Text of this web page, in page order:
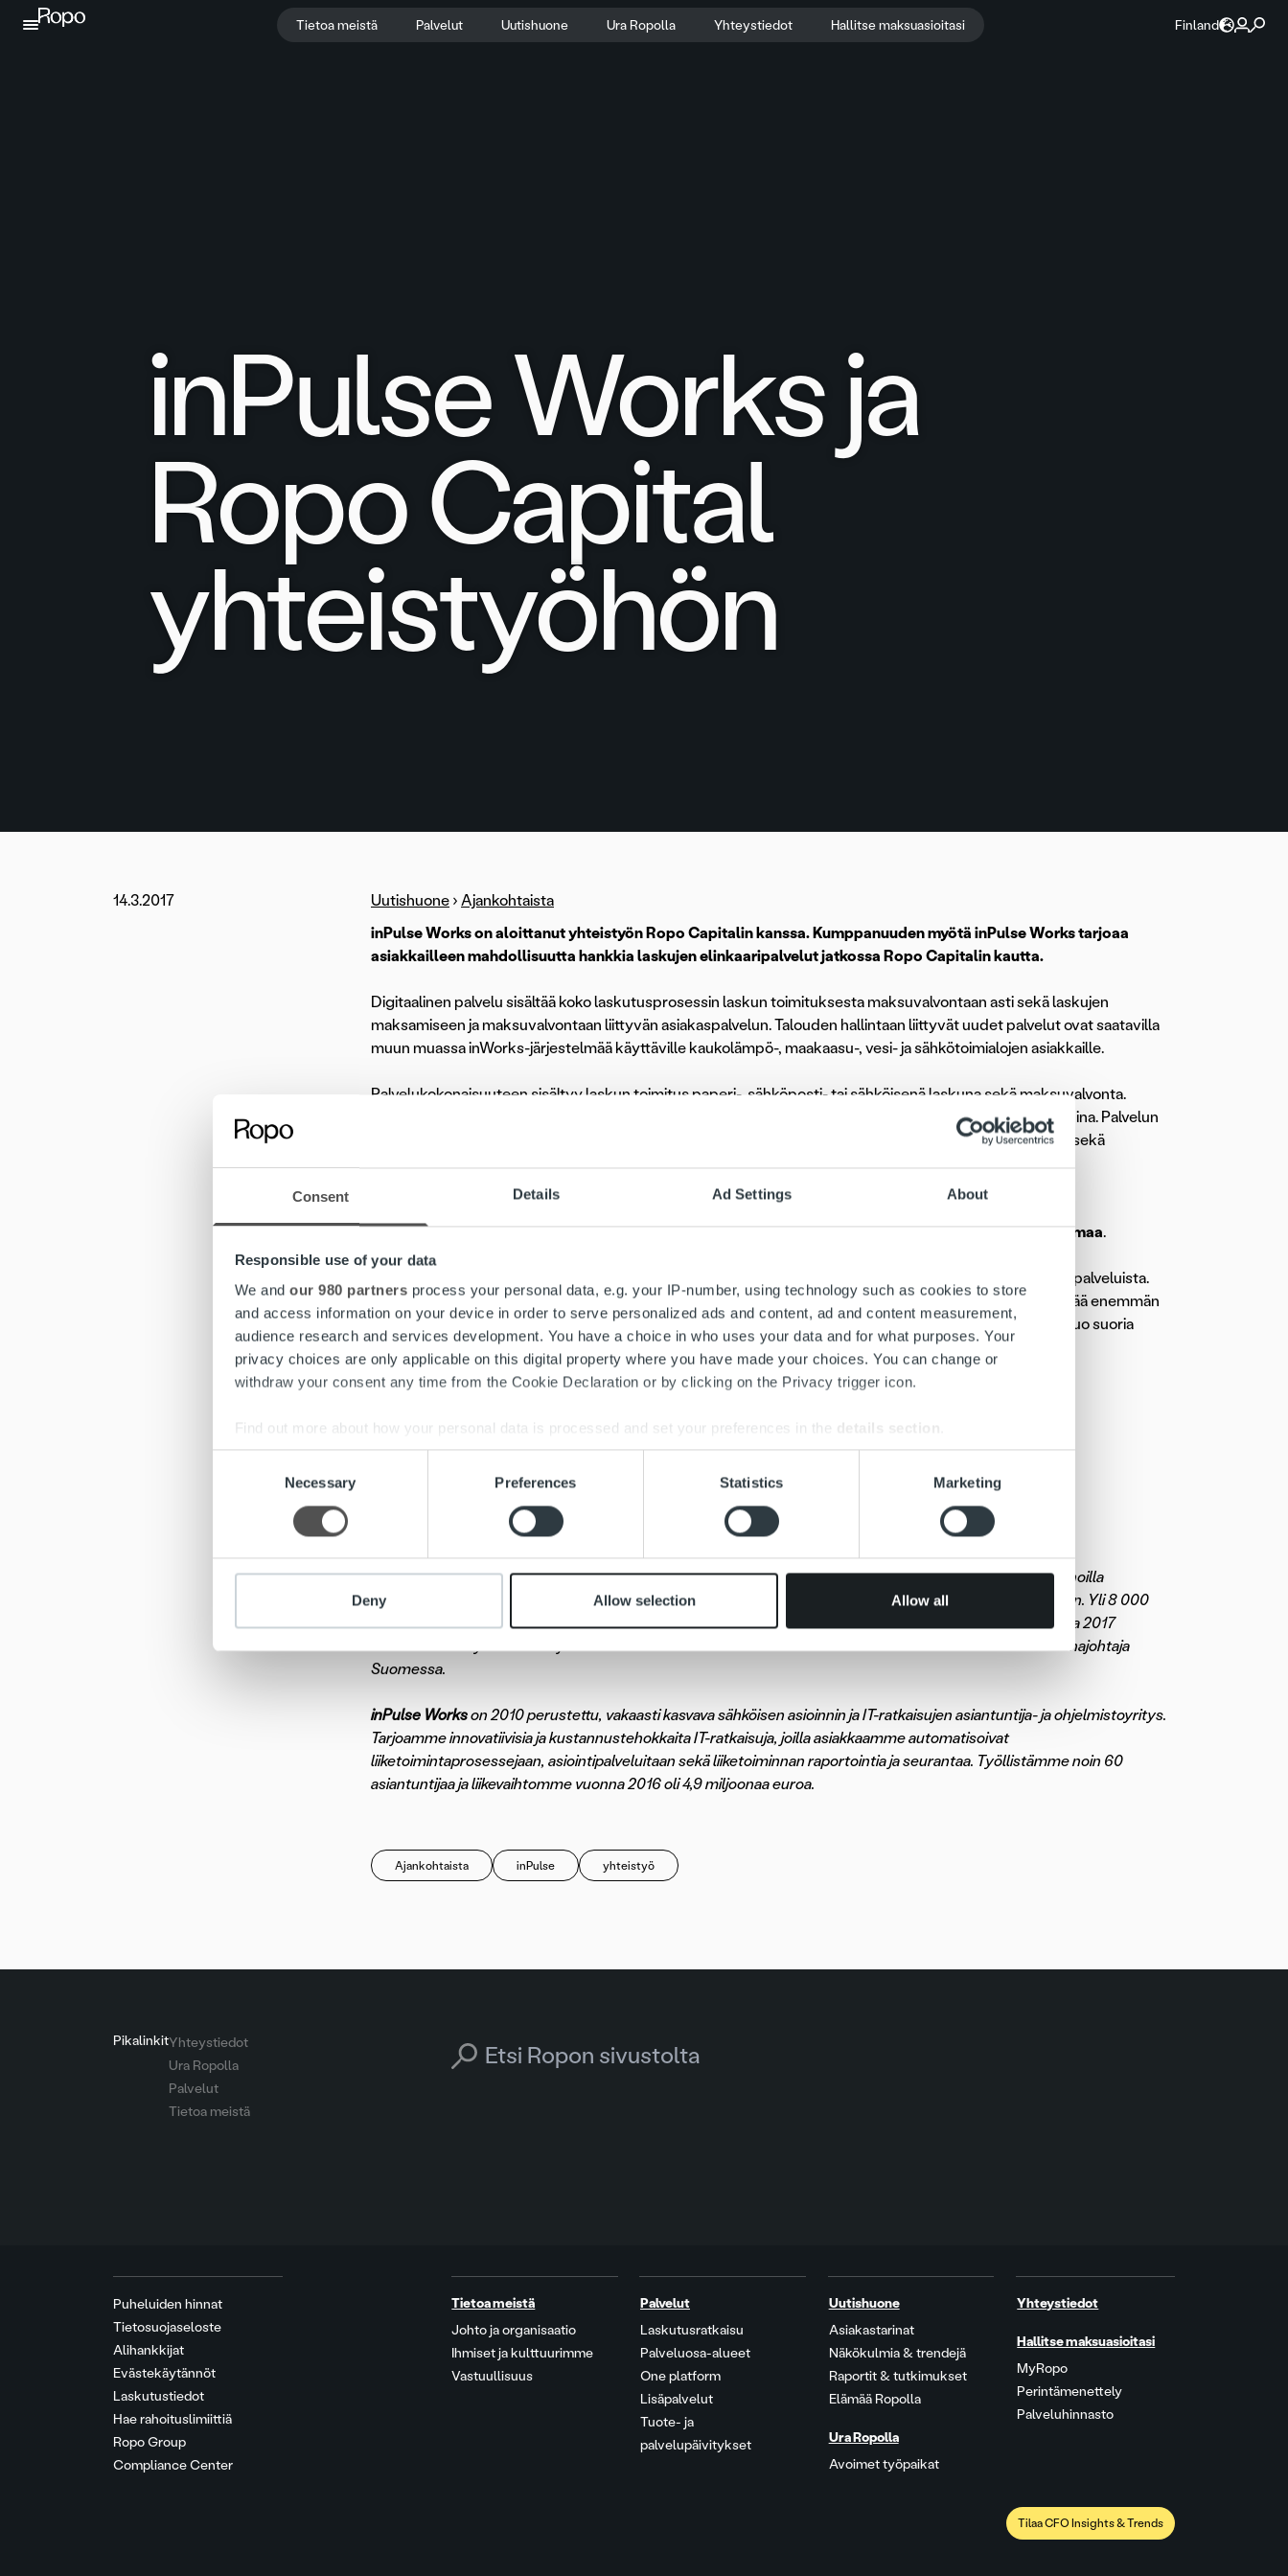
Consent Details Ad Settings About
Responsible use of your data
We and our 980 partners process your personal data, e.g. your IP-number, using technology such as cookies to store
and access information on your device in order to serve personalized ads and content, ad and content measurement,
audience research and services development. You have a choice in who uses your data and for what purposes. Your
privacy choices are only applicable on this digital property where you have made your choices. You can change or
withdraw your consent any time from the Cookie Declaration or by clicking on the Privacy trigger icon.
Find out more about how your personal data is processed and set your preferences in the details section
We use cookies to personalise content and ads, to provide social media features and to analyse our traffic. We also share
other information that you’ve provided to them or that they’ve collected from your use of their services.
Necessary Preferences Statistics Marketing
Deny Allow selection Allow all
Jatka sisältöön
Tietoa meistä Palvelut Uutishuone Ura Ropolla Yhteystiedot Hallitse maksuasioitasi Finland
inPulse Works ja
Ropo Capital
yhteistyöhön
14.3.2017 Uutishuone › Ajankohtaista
inPulse Works on aloittanut yhteistyön Ropo Capitalin kanssa. Kumppanuuden myötä inPulse Works tarjoaa
asiakkailleen mahdollisuutta hankkia laskujen elinkaaripalvelut jatkossa Ropo Capitalin kautta.
Digitaalinen palvelu sisältää koko laskutusprosessin laskun toimituksesta maksuvalvontaan asti sekä laskujen
maksamiseen ja maksuvalvontaan liittyvän asiakaspalvelun. Talouden hallintaan liittyvät uudet palvelut ovat saatavilla
muun muassa inWorks-järjestelmää käyttäville kaukolämpö-, maakaasu-, vesi- ja sähkötoimialojen asiakkaille.
Palvelukokonaisuuteen sisältyy laskun toimitus paperi-, sähköposti- tai sähköisenä laskuna sekä maksuvalvonta.
Laskut toimitetaan asiakkaille palvelun tilaajan omalla visuaalisella ulkoasulla ja yhteystiedoilla varustettuina. Palvelun
käyttökustannukset perustuvat lähetettyjen laskujen määrään. Hintaan sisältyy myös sähköinen arkisto sekä
automaattinen muistutus- ja perintäpalvelu.
– Olemme mielissämme saadessamme inPulsesta innovatiivisen kumppanin, jolla on vankka kokemus
asiakaspalveluun liittyvien prosessien digitalisoinnista, kertoo Ropo Capitalin toimitusjohtajaArtti Aurasmaa.
– Ropo Capitalin kanssa solmittu yhteistyö vastaa hienosti asiakkaittemme tarpeisiin kokonaisvaltaisista palveluista.
Kaukolämpö-, maakaasu-, vesi- ja sähköyhtiöt voivat sujuvoittaa toimintaansa ja heidän asiakaspalvelulle jää enemmän
aikaa keskittyä saatavien valvonnan sijaan muihin palvelutehtäviin. Kilpailukykyinen palvelun hinnoittelu tuo suoria
kustannushyötyjä asiakkaillemme, toteaa inPulsen toimitusjohtajaJuha Rokkanen.
Mikko Uotinen, Ropo Capital, asiakkuusjohtaja, 040 500 4339,
mikko.uotinen@ropocapital.fi
Ropo Capitalon kotimainen laskun elinkaari- ja rahoituspalveluihin erikoistunut yritys. Kilpailemme markkinoilla
teknologisena edelläkävijänä – toimintamallimme pohjautuu digitalisaation etuihin ja vahvaan automaatioon. Yli 8 000
yritystä Suomessa käyttää aktiivisesti palvelujamme. Työllistämme n. 130 talouden ammattilaista ja vuonna 2017
liikevaihtomme ylittää 40 miljoonaa euroa. Vuoteen 2020 mennessä haluamme olla oman alamme markkinajohtaja
Suomessa.
inPulse Workson 2010 perustettu, vakaasti kasvava sähköisen asioinnin ja IT-ratkaisujen asiantuntija- ja ohjelmistoyritys.
Tarjoamme innovatiivisia ja kustannustehokkaita IT-ratkaisuja, joilla asiakkaamme automatisoivat
liiketoimintaprosessejaan, asiointipalveluitaan sekä liiketoiminnan raportointia ja seurantaa. Työllistämme noin 60
asiantuntijaa ja liikevaihtomme vuonna 2016 oli 4,9 miljoonaa euroa.
Ajankohtaista inPulse yhteistyö
PikalinkitYhteystiedot
Ura Ropolla
Palvelut
Tietoa meistä
Search for:
Puheluiden hinnat
Tietosuojaseloste
Alihankkijat
Evästekäytännöt
Laskutustiedot
Hae rahoituslimiittiä
Ropo Group
Compliance Center
Tietoa meistä
Johto ja organisaatio
Ihmiset ja kulttuurimme
Vastuullisuus
Palvelut
Laskutusratkaisu
Palveluosa-alueet
One platform
Lisäpalvelut
Tuote- ja
palvelupäivitykset
Uutishuone
Asiakastarinat
Näkökulmia & trendejä
Raportit & tutkimukset
Elämää Ropolla
Ura Ropolla
Avoimet työpaikat
Yhteystiedot
Hallitse maksuasioitasi
MyRopo
Perintämenettely
Palveluhinnasto
Tilaa CFO Insights & Trends